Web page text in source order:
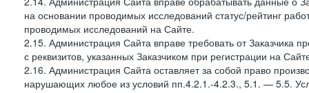
на основании проводимых исследований статус/рейтинг
проводимых исследований на Сайте.
2.15. Администрация Сайта вправе требовать от Заказчика
с реквизитов, указанных Заказчиком при регистрации на
2.16. Администрация Сайта оставляет за собой право
нарушающих любое из условий пп.4.2.1.-4.2.3., 5.1. — 5.5.